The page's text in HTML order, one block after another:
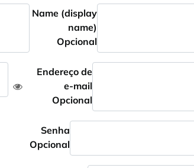
Name (display
name)
Opcional
Endereço de
e-mail
Opcional
Senha
Opcional